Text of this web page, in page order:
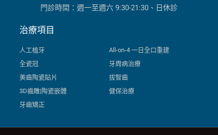
門診時間：週一至週六 9:30-21:30、日休診
治療項目
人工植牙
全瓷冠
美齒陶瓷貼片
3D齒雕|陶瓷嵌體
牙齒矯正
All-on-4 一日全口重建
牙周病治療
拔智齒
健保治療